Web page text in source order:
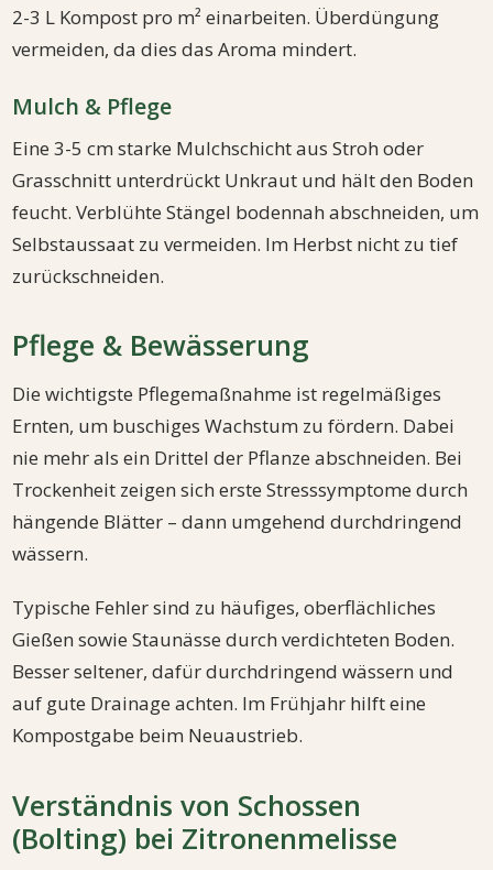
2-3 L Kompost pro m² einarbeiten. Überdüngung
vermeiden, da dies das Aroma mindert.
Mulch & Pflege
Eine 3-5 cm starke Mulchschicht aus Stroh oder
Grasschnitt unterdrückt Unkraut und hält den Boden
feucht. Verblühte Stängel bodennah abschneiden, um
Selbstaussaat zu vermeiden. Im Herbst nicht zu tief
zurückschneiden.
Pflege & Bewässerung
Die wichtigste Pflegemaßnahme ist regelmäßiges
Ernten, um buschiges Wachstum zu fördern. Dabei
nie mehr als ein Drittel der Pflanze abschneiden. Bei
Trockenheit zeigen sich erste Stresssymptome durch
hängende Blätter – dann umgehend durchdringend
wässern.
Typische Fehler sind zu häufiges, oberflächliches
Gießen sowie Staunässe durch verdichteten Boden.
Besser seltener, dafür durchdringend wässern und
auf gute Drainage achten. Im Frühjahr hilft eine
Kompostgabe beim Neuaustrieb.
Verständnis von Schossen
(Bolting) bei Zitronenmelisse